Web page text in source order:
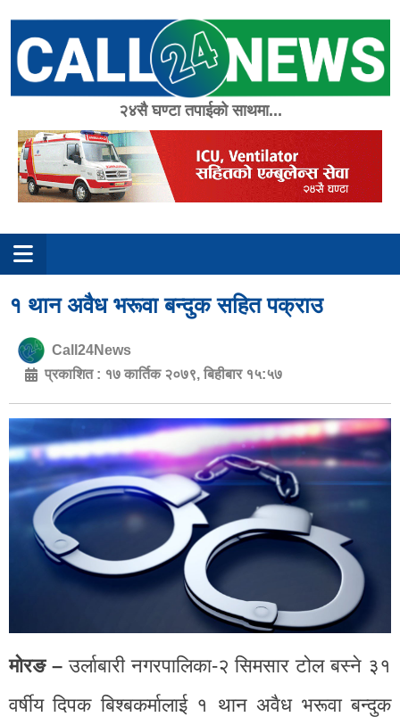
content
२४सै घण्टा तपाईको साथमा...
१ थान अवैध भरूवा बन्दुक सहित पक्राउ
Call24News
प्रकाशित : १७ कार्तिक २०७९, बिहीबार १५:५७
मोरङ –उर्लाबारी नगरपालिका-२ सिमसार टोल बस्ने ३१
वर्षीय दिपक बिश्‍बकर्मालाई १ थान अवैध भरूवा बन्दुक